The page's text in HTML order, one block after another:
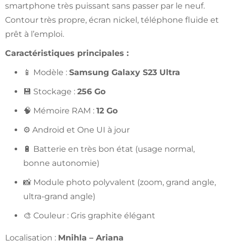
smartphone très puissant sans passer par le neuf.
Contour très propre, écran nickel, téléphone fluide et
prêt à l’emploi.
Caractéristiques principales :
📱 Modèle : Samsung Galaxy S23 Ultra
💾 Stockage : 256 Go
🧠 Mémoire RAM : 12 Go
⚙️ Android et One UI à jour
🔋 Batterie en très bon état (usage normal,
bonne autonomie)
📸 Module photo polyvalent (zoom, grand angle,
ultra-grand angle)
🎨 Couleur : Gris graphite élégant
Localisation : Mnihla – Ariana